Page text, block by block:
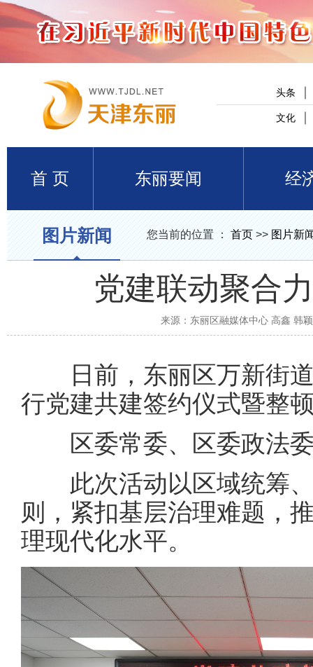
头条
文化
首 页 东丽要闻 经
图片新闻 您当前的位置 ： 首页 >> 图片新
党建联动聚合
来源： 东丽区融媒体中心 高鑫
日前，东丽区万新街道
行党建共建签约仪式暨整
区委常委、区委政法委
此次活动以区域统筹、
则，紧扣基层治理难题，
理现代化水平。